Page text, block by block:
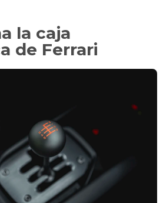
la caja
de Ferrari